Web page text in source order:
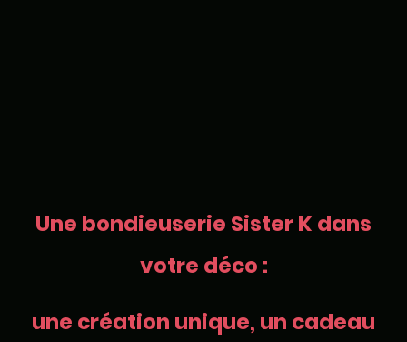
Une bondieuserie Sister K dans
votre déco :
une création unique, un cadeau